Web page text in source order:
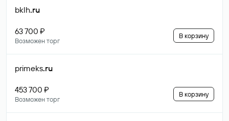
bklh.ru
63 700 ₽
Возможен торг
В корзину
primeks.ru
453 700 ₽
Возможен торг
В корзину